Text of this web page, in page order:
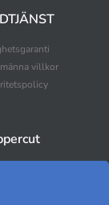
villkor